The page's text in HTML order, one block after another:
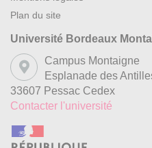
Plan du site
Université Bordeaux
Campus Montaigne
Esplanade des
33607 Pessac Cedex
Contacter l'université